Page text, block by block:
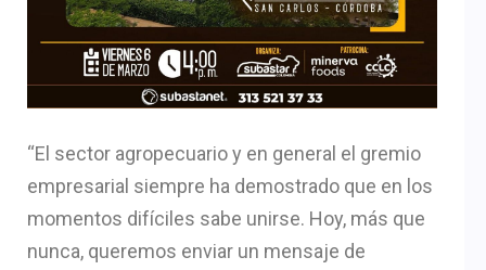
“El sector agropecuario y en general el gremio
empresarial siempre ha demostrado que en los
momentos difíciles sabe unirse. Hoy, más que
nunca, queremos enviar un mensaje de